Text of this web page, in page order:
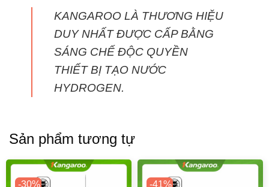
KANGAROO LÀ THƯƠNG HIỆU
DUY NHẤT ĐƯỢC CẤP BẰNG
SÁNG CHẾ ĐỘC QUYỀN
THIẾT BỊ TẠO NƯỚC
HYDROGEN.
Sản phẩm tương tự
-30% -41%